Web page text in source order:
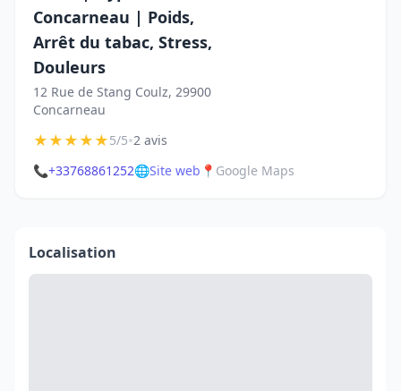
Concarneau | Poids,
Arrêt du tabac, Stress,
Douleurs
12 Rue de Stang Coulz, 29900
Concarneau
★★★★★5/5•2 avis
📞+33768861252🌐Site web 📍 Google Maps
Localisation